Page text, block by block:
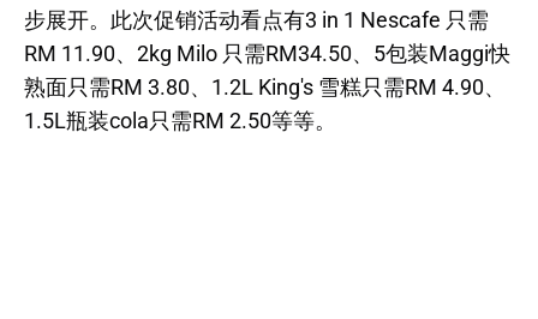
步展开。此次促销活动看点有3 in 1 Nescafe 只需
RM 11.90、2kg Milo 只需RM34.50、5包装Maggi快
熟面只需RM 3.80、1.2L King's 雪糕只需RM 4.90、
1.5L瓶装cola只需RM 2.50等等。